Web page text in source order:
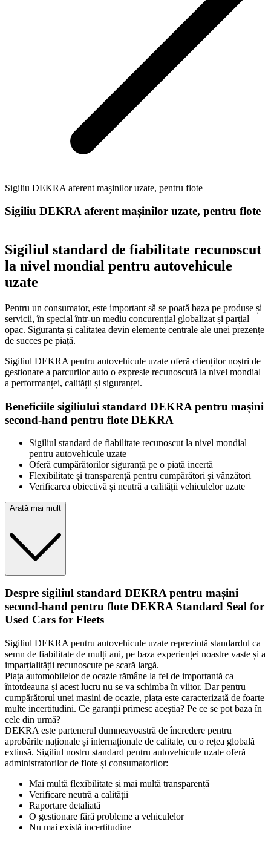
Sigiliu DEKRA aferent mașinilor uzate, pentru flote
Sigiliu DEKRA aferent mașinilor uzate, pentru flote
Sigiliul standard de fiabilitate recunoscut
la nivel mondial pentru autovehicule
uzate
Pentru un consumator, este important să se poată baza pe produse și
servicii, în special într-un mediu concurențial globalizat și parțial
opac. Siguranța și calitatea devin elemente centrale ale unei prezențe
de succes pe piață.
Sigiliul DEKRA pentru autovehicule uzate oferă clienților noștri de
gestionare a parcurilor auto o expresie recunoscută la nivel mondial
a performanței, calității și siguranței.
Beneficiile sigiliului standard DEKRA pentru mașini
second-hand pentru flote DEKRA
Sigiliul standard de fiabilitate recunoscut la nivel mondial
pentru autovehicule uzate
Oferă cumpărătorilor siguranță pe o piață incertă
Flexibilitate și transparență pentru cumpărători și vânzători
Verificarea obiectivă și neutră a calității vehiculelor uzate
Arată mai mult
Despre sigiliul standard DEKRA pentru mașini
second-hand pentru flote DEKRA Standard Seal for
Used Cars for Fleets
Sigiliul DEKRA pentru autovehicule uzate reprezintă standardul ca
semn de fiabilitate de mulți ani, pe baza experienței noastre vaste și a
imparțialității recunoscute pe scară largă.
Piața automobilelor de ocazie rămâne la fel de importantă ca
întotdeauna și acest lucru nu se va schimba în viitor. Dar pentru
cumpărătorul unei mașini de ocazie, piața este caracterizată de foarte
multe incertitudini. Ce garanții primesc aceștia? Pe ce se pot baza în
cele din urmă?
DEKRA este partenerul dumneavoastră de încredere pentru
aprobările naționale și internaționale de calitate, cu o rețea globală
extinsă. Sigiliul nostru standard pentru autovehicule uzate oferă
administratorilor de flote și consumatorilor:
Mai multă flexibilitate și mai multă transparență
Verificare neutră a calității
Raportare detaliată
O gestionare fără probleme a vehiculelor
Nu mai există incertitudine